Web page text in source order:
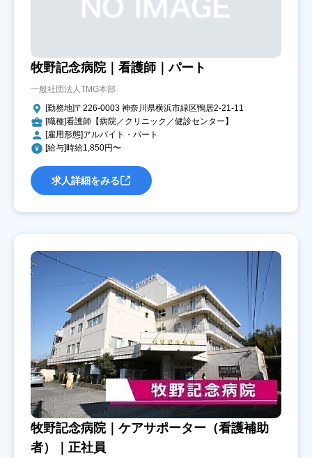
牧野記念病院｜看護師｜パート
一般社団法人TMG本部
[勤務地]〒226-0003 神奈川県横浜市緑区鴨居2-21-11
[職種]看護師【病院／クリニック／健診センター】
[雇用形態]アルバイト・パート
[給与]時給1,850円〜
求人詳細をみる
牧野記念病院｜ケアサポーター（看護補助
者）｜正社員